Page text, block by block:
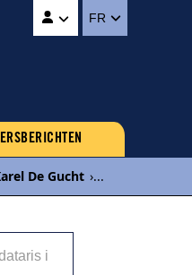
FR
De Gucht ›...